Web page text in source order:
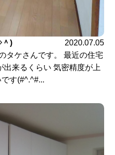
＾)
2020.07.05
タケさんです。 最近の住宅
出来るくらい 気密精度が上
す(#^.^#...